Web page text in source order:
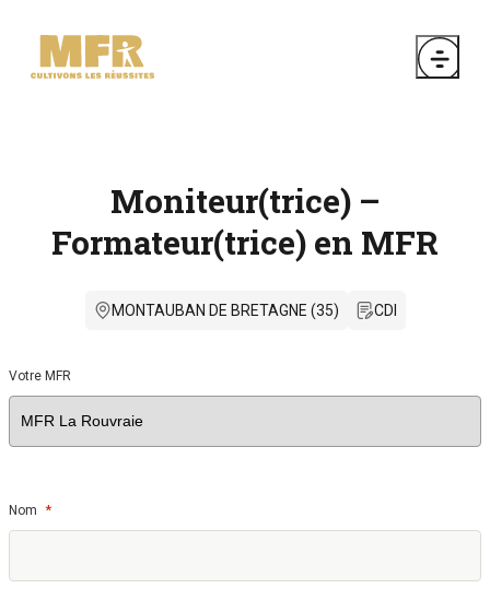
Moniteur(trice) –
Formateur(trice) en MFR
MONTAUBAN DE BRETAGNE (35) CDI
Votre MFR
Nom *